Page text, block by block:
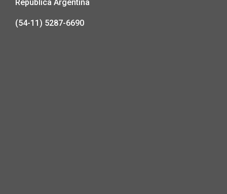
República Argentina
(54-11) 5287-6690